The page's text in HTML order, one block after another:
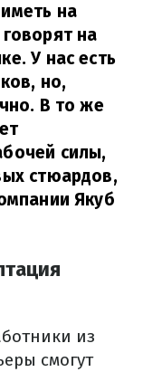
на
на
У нас есть
но,
В то же
силы,
стюардов,
Якуб
из
смогут